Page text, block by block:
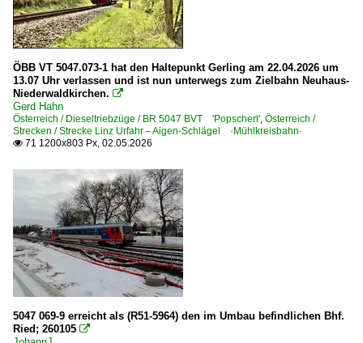
ÖBB VT 5047.073-1 hat den Haltepunkt Gerling am 22.04.2026 um
13.07 Uhr verlassen und ist nun unterwegs zum Zielbahn Neuhaus-
Niederwaldkirchen. 
Gerd Hahn
Österreich / Dieseltriebzüge / BR 5047 BVT 'Popscherl' Österreich /
Strecken / Strecke Linz Urfahr – Aigen-Schlägel ·Mühlkreisbahn·
 71 1200x803 Px, 02.05.2026
5047 069-9 erreicht als (R51-5964) den im Umbau befindlichen Bhf.
Ried; 260105 